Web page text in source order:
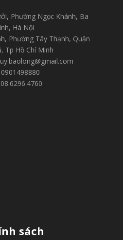
Phường Ngọc Khánh, Ba
Hà Nội
Phường Tây Thạnh, Quận
Tp Hồ Chí Minh
sách